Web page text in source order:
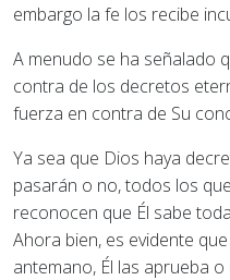
embargo la fe los recibe
A menudo se ha señalado
contra de los decretos
fuerza en contra de Su
Ya sea que Dios haya
pasarán o no, todos los
reconocen que Él sabe
Ahora bien, es evidente
antemano, Él las aprueba